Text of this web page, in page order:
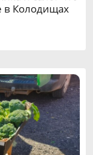
в Колодищах